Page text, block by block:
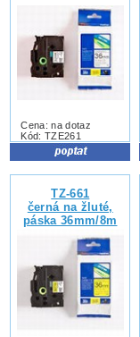
Cena: na dotaz
Kód: TZE261
TZ-661
černá na žluté,
páska 36mm/8m